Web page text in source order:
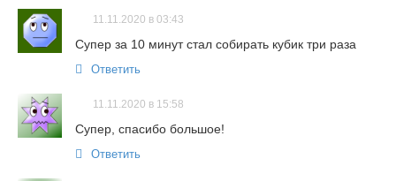
11.11.2020 в 03:43
Супер за 10 минут стал собирать кубик три раза
Ответить
11.11.2020 в 15:58
Супер, спасибо большое!
Ответить